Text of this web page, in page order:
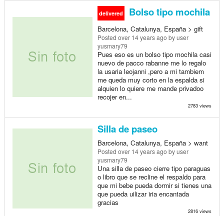
delivered Bolso tipo mochila
Barcelona, Catalunya, España > gift
Posted over 14 years ago by user
yusmary79
Pues eso es un bolso tipo mochila casi
nuevo de pacco rabanne me lo regalo
la usaria leojanni ,pero a mi tambiem
me queda muy corto en la espalda si
alquien lo quiere me mande privadoo
recojer en...
2783 views
Silla de paseo
Barcelona, Catalunya, España > want
Posted over 14 years ago by user
yusmary79
Una silla de paseo cierre tipo paraguas
o libro que se recline el respaldo para
que mi bebe pueda dormir si tienes una
que pueda uilizar iria encantada
gracias
2816 views